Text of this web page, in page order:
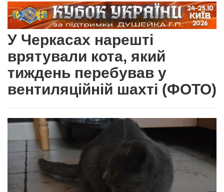
У Черкасах нарешті
врятували кота, який
тиждень перебував у
вентиляційній шахті (ФОТО)